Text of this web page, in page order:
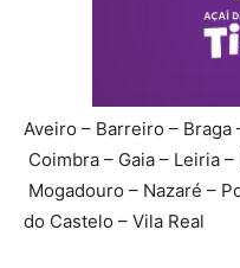
Aveiro – Barreiro – Braga
Coimbra – Gaia – Leiria
Mogadouro – Nazaré –
do Castelo – Vila Real